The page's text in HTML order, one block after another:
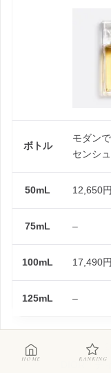
HOME RANKING
ボトル
モダン
センシ
50mL 12,650
75mL –
100mL 17,490
125mL –